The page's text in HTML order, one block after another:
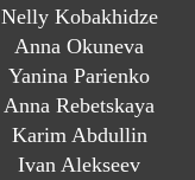
Nelly Kobakhidze
Anna Okuneva
Yanina Parienko
Anna Rebetskaya
Karim Abdullin
Ivan Alekseev